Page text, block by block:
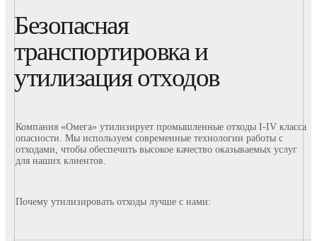
Безопасная
транспортировка и
утилизация отходов
Компания «Омега» утилизирует промышленные отходы I-IV класса
опасности. Мы используем современные технологии работы с
отходами, чтобы обеспечить высокое качество оказываемых услуг
для наших клиентов.
Почему утилизировать отходы лучше с нами: